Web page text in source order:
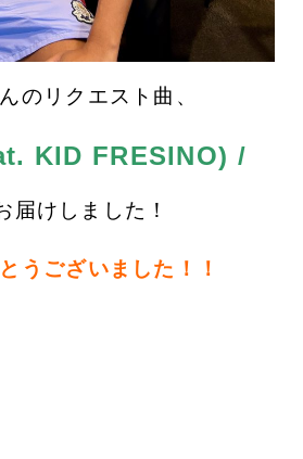
のリクエスト曲、
KID FRESINO) /
届けしました！
うございました！！